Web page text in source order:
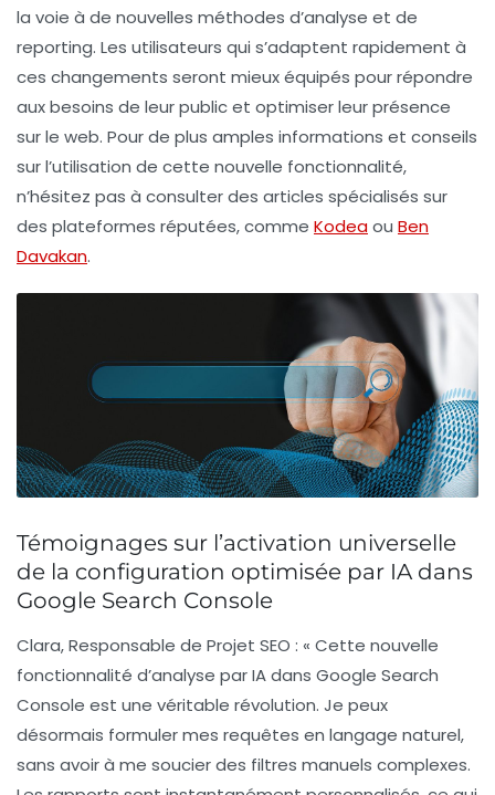
la voie à de nouvelles méthodes d’analyse et de
reporting. Les utilisateurs qui s’adaptent rapidement à
ces changements seront mieux équipés pour répondre
aux besoins de leur public et optimiser leur présence
sur le web. Pour de plus amples informations et conseils
sur l’utilisation de cette nouvelle fonctionnalité,
n’hésitez pas à consulter des articles spécialisés sur
des plateformes réputées, comme Kodeaou Ben
Davakan.
Témoignages sur l’activation universelle
de la configuration optimisée par IA dans
Google Search Console
Clara, Responsable de Projet SEO : « Cette nouvelle
fonctionnalité d’analyse par IA dans Google Search
Console est une véritable révolution. Je peux
désormais formuler mes requêtes en langage naturel,
sans avoir à me soucier des filtres manuels complexes.